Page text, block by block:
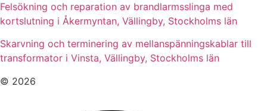
Felsökning och reparation av brandlarmsslinga med
kortslutning i Åkermyntan, Vällingby, Stockholms län
Skarvning och terminering av mellanspänningskablar till
transformator i Vinsta, Vällingby, Stockholms län
© 2026